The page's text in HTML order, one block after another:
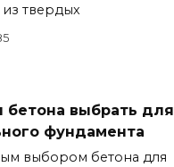
твердых
бетона выбрать для
фундамента
выбором бетона для